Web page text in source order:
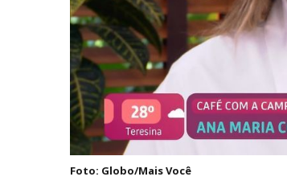
Foto: Globo/Mais Você